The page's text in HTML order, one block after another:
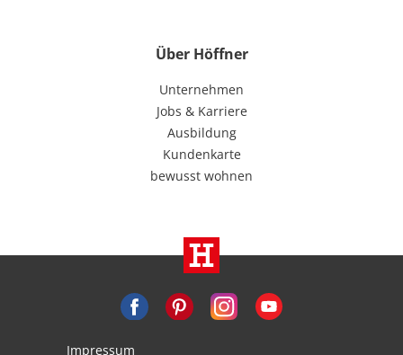
Über Höffner
Unternehmen
Jobs & Karriere
Ausbildung
Kundenkarte
bewusst wohnen
Impressum